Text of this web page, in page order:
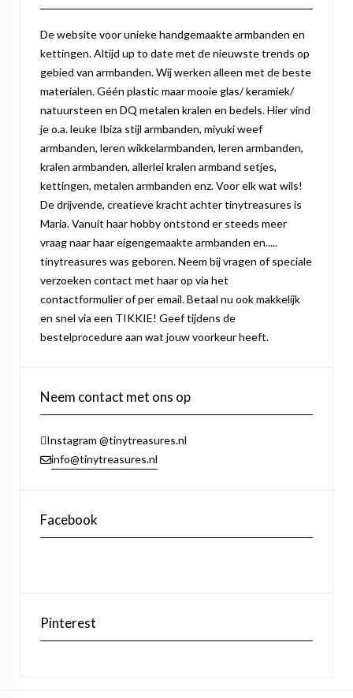
De website voor unieke handgemaakte armbanden en
kettingen. Altijd up to date met de nieuwste trends op
gebied van armbanden. Wij werken alleen met de beste
materialen. Géén plastic maar mooie glas/ keramiek/
natuursteen en DQ metalen kralen en bedels. Hier vind
je o.a. leuke Ibiza stijl armbanden, miyuki weef
armbanden, leren wikkelarmbanden, leren armbanden,
kralen armbanden, allerlei kralen armband setjes,
kettingen, metalen armbanden enz. Voor elk wat wils!
De drijvende, creatieve kracht achter tinytreasures is
Maria. Vanuit haar hobby ontstond er steeds meer
vraag naar haar eigengemaakte armbanden en.....
tinytreasures was geboren. Neem bij vragen of speciale
verzoeken contact met haar op via het
contactformulier of per email. Betaal nu ook makkelijk
en snel via een TIKKIE! Geef tijdens de
bestelprocedure aan wat jouw voorkeur heeft.
Neem contact met ons op
Instagram @tinytreasures.nl
info@tinytreasures.nl
Facebook
Pinterest